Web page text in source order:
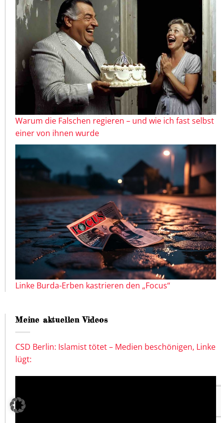
Warum die Falschen regieren – und wie ich fast selbst
einer von ihnen wurde
Linke Burda-Erben kastrieren den „Focus“
Meine aktuellen Videos
CSD Berlin: Islamist tötet – Medien beschönigen, Linke
lügt: